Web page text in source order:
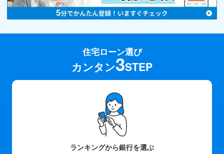
住宅ローン選び
カンタン3STEP
ランキングから銀行を選ぶ